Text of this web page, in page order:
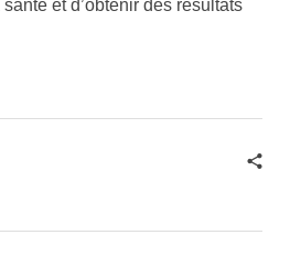
et d’obtenir des résultats